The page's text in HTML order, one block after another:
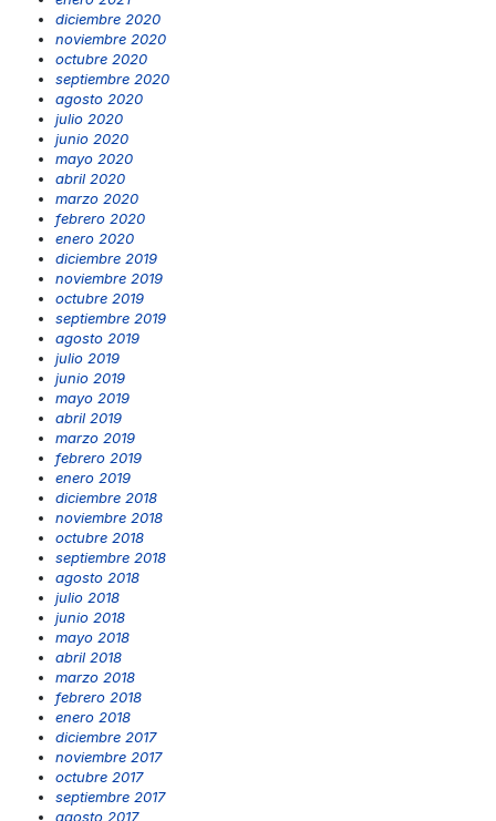
diciembre 2020
noviembre 2020
octubre 2020
septiembre 2020
agosto 2020
julio 2020
junio 2020
mayo 2020
abril 2020
marzo 2020
febrero 2020
enero 2020
diciembre 2019
noviembre 2019
octubre 2019
septiembre 2019
agosto 2019
julio 2019
junio 2019
mayo 2019
abril 2019
marzo 2019
febrero 2019
enero 2019
diciembre 2018
noviembre 2018
octubre 2018
septiembre 2018
agosto 2018
julio 2018
junio 2018
mayo 2018
abril 2018
marzo 2018
febrero 2018
enero 2018
diciembre 2017
noviembre 2017
octubre 2017
septiembre 2017
agosto 2017